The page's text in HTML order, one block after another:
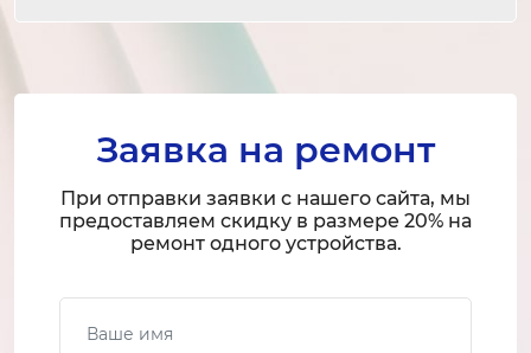
Ремонт вентилятора
1-2 часа
2-3 часа
Заявка на ремонт
При отправки заявки с нашего сайта, мы
предоставляем скидку в размере 20% на
ремонт одного устройства.
Ваше имя